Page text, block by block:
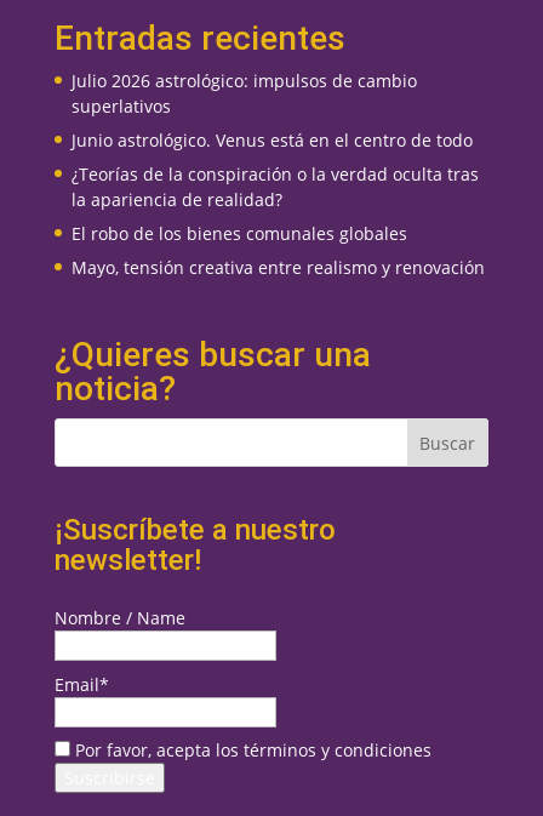
Entradas recientes
Julio 2026 astrológico: impulsos de cambio
superlativos
Junio astrológico. Venus está en el centro de todo
¿Teorías de la conspiración o la verdad oculta tras
la apariencia de realidad?
El robo de los bienes comunales globales
Mayo, tensión creativa entre realismo y renovación
¿Quieres buscar una
noticia?
¡Suscríbete a nuestro
newsletter!
Nombre / Name
Email*
Por favor, acepta los términos y condiciones